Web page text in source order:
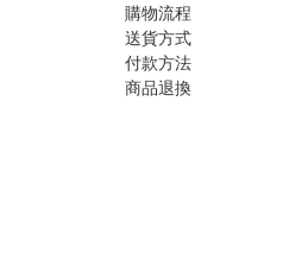
購物流程
送貨方式
付款方法
商品退換